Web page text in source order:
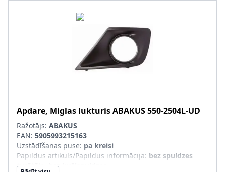
Apdare, Miglas lukturisABAKUS550-2504L-UD
Ražotājs: ABAKUS
EAN: 5905993215163
Uzstādīšanas puse: pa kreisi
Papildus artikuls/Papildus informācija: bez spuldzes
turētāja, bez kvēlspuldzes